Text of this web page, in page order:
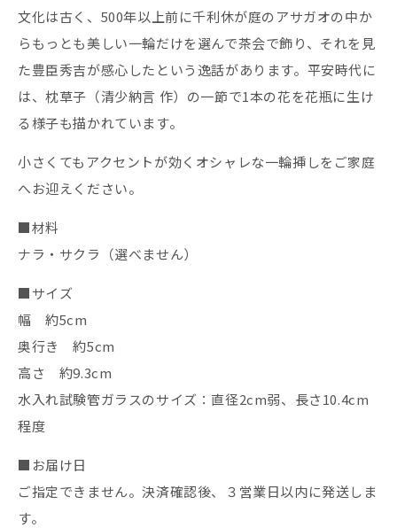
文化は古く、500年以上前に千利休が庭のアサガオの中か
らもっとも美しい一輪だけを選んで茶会で飾り、それを見
た豊臣秀吉が感心したという逸話があります。平安時代に
は、枕草子（清少納言 作）の一節で1本の花を花瓶に生け
る様子も描かれています。
小さくてもアクセントが効くオシャレな一輪挿しをご家庭
へお迎えください。
■材料
ナラ・サクラ（選べません）
■サイズ
幅 約5cm
奥行き 約5cm
高さ 約9.3cm
水入れ試験管ガラスのサイズ：直径2cm弱、長さ10.4cm
程度
■お届け日
ご指定できません。決済確認後、３営業日以内に発送しま
す。